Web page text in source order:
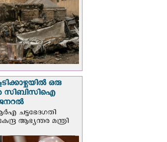
ഒരു
സിബിസിഐ
ജനറല്‍
ചട്ടഭേദഗതി
ആഭ്യന്തര മന്ത്രി